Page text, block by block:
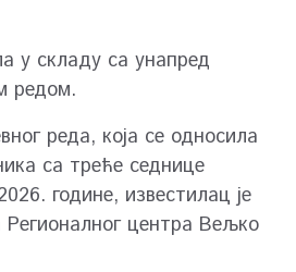
у складу са унапред
редом.
реда, која се односила
са треће седнице
године, известилац је
центра Вељко